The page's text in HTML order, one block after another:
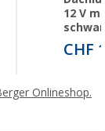
12 V
CHF
Onlineshop.